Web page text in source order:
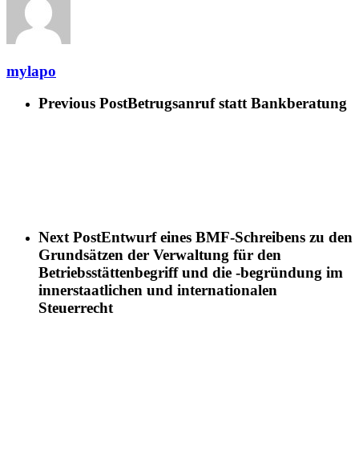
mylapo
Previous PostBetrugsanruf statt Bankberatung
Next PostEntwurf eines BMF-Schreibens zu den
Grundsätzen der Verwaltung für den
Betriebsstättenbegriff und die -begründung im
innerstaatlichen und internationalen
Steuerrecht